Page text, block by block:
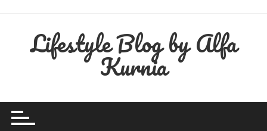
contentLifestyle Blog by Alfa
Kurnia